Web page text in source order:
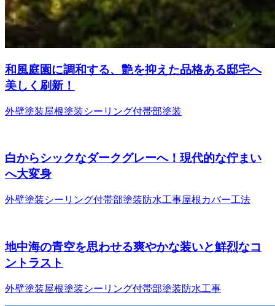
和風庭園に調和する、艶を抑えた品格ある邸宅へ
美しく刷新！
外壁塗装屋根塗装シーリング付帯部塗装
白からシックなダークグレーへ！現代的な佇まい
へ大変身
外壁塗装シーリング付帯部塗装防水工事屋根カバー工法
地中海の青空を思わせる爽やかな装いと鮮烈なコ
ントラスト
外壁塗装屋根塗装シーリング付帯部塗装防水工事